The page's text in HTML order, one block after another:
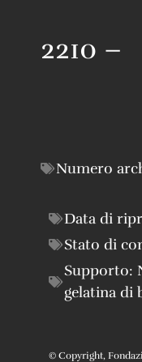
2210 –
Numero
Data di
Stato di
Supporto:
gelatina di
© Copyright,